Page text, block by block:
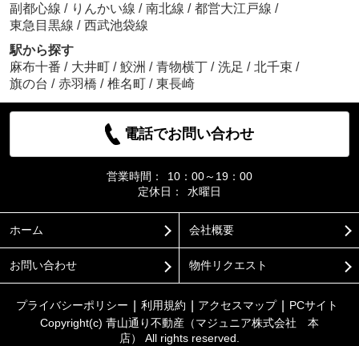
副都心線 / りんかい線 / 南北線 / 都営大江戸線 /
東急目黒線 / 西武池袋線
駅から探す
麻布十番 / 大井町 / 鮫洲 / 青物横丁 / 洗足 / 北千束 /
旗の台 / 赤羽橋 / 椎名町 / 東長崎
電話でお問い合わせ
営業時間：
10：00～19：00
定休日：
水曜日
ホーム 会社概要
お問い合わせ 物件リクエスト
プライバシーポリシー 利用規約 アクセスマップ
PCサイト
Copyright(c) 青山通り不動産（マジュニア株式会社 本
店） All rights reserved.